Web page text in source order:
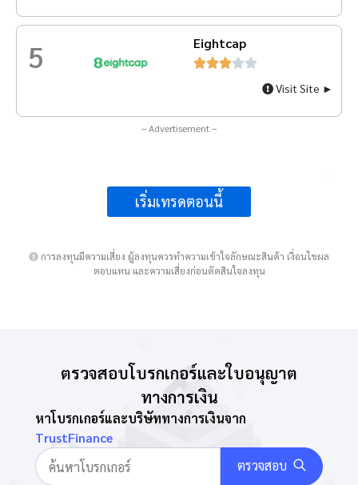
5 Eightcap

Visit Site ►
– Advertisement –
เริ่มเทรดตอนนี้
การลงทุนมีความเสี่ยง ผู้ลงทุนควรทำความเข้าใจลักษณะสินค้า เงื่อนไขผล
ตอบแทน และความเสี่ยงก่อนตัดสินใจลงทุน
ตรวจสอบโบรกเกอร์และใบอนุญาต
ทางการเงิน
หาโบรกเกอร์และบริษัททางการเงินจาก
TrustFinance
ตรวจสอบ